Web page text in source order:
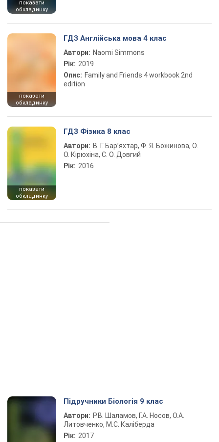
показати
обкладинку
показати
обкладинку
ГДЗ Англійська мова 4 клас
Автори: Naomi Simmons
Рік: 2019
Опис: Family and Friends 4 workbook 2nd
edition
показати
обкладинку
ГДЗ Фізика 8 клас
Автори: В. Г. Бар’яхтар, Ф. Я. Божинова, О.
О. Кірюхіна, С. О. Довгий
Рік: 2016
Підручники Біологія 9 клас
Автори: Р.В. Шаламов, Г.А. Носов, О.А.
Литовченко, М.С. Каліберда
Рік: 2017